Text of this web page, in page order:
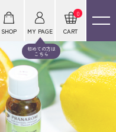
SHOP
初めての方は
こちら
MY PAGE
0
CART